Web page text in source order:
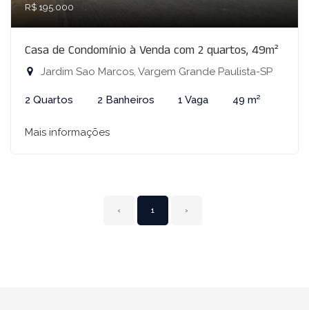
R$ 195.000
Casa de Condomínio à Venda com 2 quartos, 49m²
Jardim Sao Marcos, Vargem Grande Paulista-SP
2 Quartos 2 Banheiros 1 Vaga 49 m²
Mais informações
‹ 1 ›